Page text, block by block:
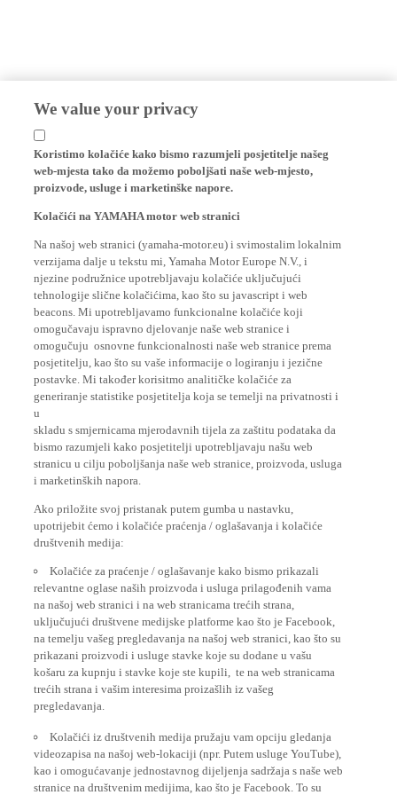
We value your privacy
Koristimo kolačiće kako bismo razumjeli posjetitelje našeg
web-mjesta tako da možemo poboljšati naše web-mjesto,
proizvode, usluge i marketinške napore.
Kolačići na YAMAHA motor web stranici
Na našoj web stranici (yamaha-motor.eu) i svimostalim lokalnim
verzijama dalje u tekstu mi, Yamaha Motor Europe N.V., i
njezine podružnice upotrebljavaju kolačiće uključujući
tehnologije slične kolačićima, kao što su javascript i web
beacons. Mi upotrebljavamo funkcionalne kolačiće koji
omogučavaju ispravno djelovanje naše web stranice i
omogučuju osnovne funkcionalnosti naše web stranice prema
posjetitelju, kao što su vaše informacije o logiranju i jezične
postavke. Mi također korisitmo analitičke kolačiće za
generiranje statistike posjetitelja koja se temelji na privatnosti i
u
skladu s smjernicama mjerodavnih tijela za zaštitu podataka da
bismo razumjeli kako posjetitelji upotrebljavaju našu web
stranicu u cilju poboljšanja naše web stranice, proizvoda, usluga
i marketinških napora.
Ako priložite svoj pristanak putem gumba u nastavku,
upotrijebit ćemo i kolačiće praćenja / oglašavanja i kolačiće
društvenih medija:
Kolačiće za praćenje / oglašavanje kako bismo prikazali
relevantne oglase naših proizvoda i usluga prilagođenih vama
na našoj web stranici i na web stranicama trećih strana,
uključujući društvene medijske platforme kao što je Facebook,
na temelju vašeg pregledavanja na našoj web stranici, kao što su
prikazani proizvodi i usluge stavke koje su dodane u vašu
košaru za kupnju i stavke koje ste kupili, te na web stranicama
trećih strana i vašim interesima proizašlih iz vašeg
pregledavanja.
Kolačići iz društvenih medija pružaju vam opciju gledanja
videozapisa na našoj web-lokaciji (npr. Putem usluge YouTube),
kao i omogućavanje jednostavnog dijeljenja sadržaja s naše web
stranice na društvenim medijima, kao što je Facebook. To su